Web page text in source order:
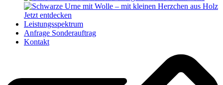
Jetzt entdecken
Leistungsspektrum
Anfrage Sonderauftrag
Kontakt